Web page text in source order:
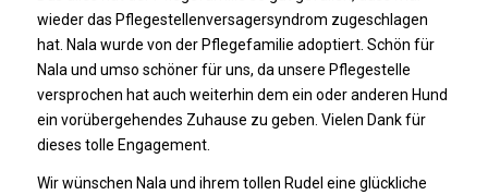
wieder das Pflegestellenversagersyndrom zugeschlagen
hat. Nala wurde von der Pflegefamilie adoptiert. Schön für
Nala und umso schöner für uns, da unsere Pflegestelle
versprochen hat auch weiterhin dem ein oder anderen Hund
ein vorübergehendes Zuhause zu geben. Vielen Dank für
dieses tolle Engagement.
Wir wünschen Nala und ihrem tollen Rudel eine glückliche